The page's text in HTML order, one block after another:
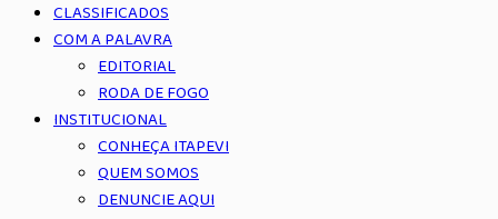
CLASSIFICADOS
COM A PALAVRA
EDITORIAL
RODA DE FOGO
INSTITUCIONAL
CONHEÇA ITAPEVI
QUEM SOMOS
DENUNCIE AQUI